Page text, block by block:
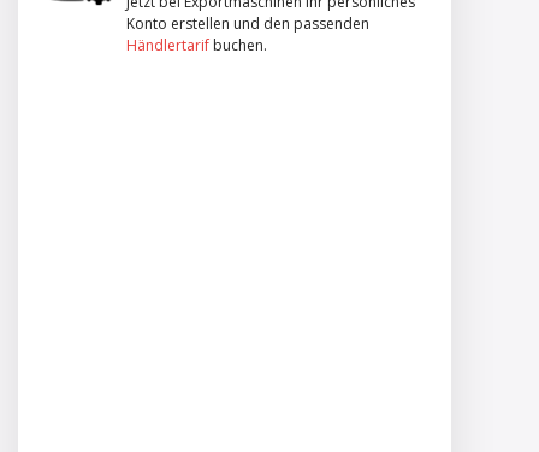
Konto erstellen und den passenden
Händlertarif buchen.